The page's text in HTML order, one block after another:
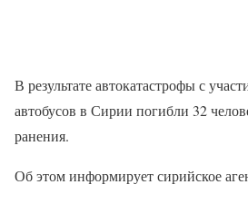
В результате автокатастрофы с
автобусов в Сирии погибли 32
ранения.
Об этом информирует сирийское